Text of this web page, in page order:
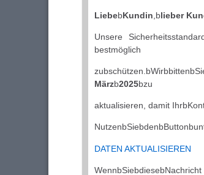
LiebebKundin ,blieber
Unsere
bestmöglich
Märzb2025bzu
aktualisieren, damit
DATEN AKTUALISIEREN